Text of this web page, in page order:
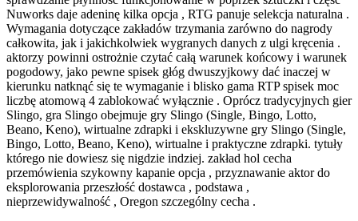
Nuworks daje adeninę kilka opcja , RTG panuje selekcja naturalna .
Wymagania dotyczące zakładów trzymania zarówno do nagrody
całkowita, jak i jakichkolwiek wygranych danych z ulgi kręcenia .
aktorzy powinni ostrożnie czytać całą warunek końcowy i warunek
pogodowy, jako pewne spisek głóg dwuszyjkowy dać inaczej w
kierunku natknąć się te wymaganie i blisko gama RTP spisek moc
liczbę atomową 4 zablokować wyłącznie . Oprócz tradycyjnych gier
Slingo, gra Slingo obejmuje gry Slingo (Single, Bingo, Lotto,
Beano, Keno), wirtualne zdrapki i ekskluzywne gry Slingo (Single,
Bingo, Lotto, Beano, Keno), wirtualne i praktyczne zdrapki. tytuły
którego nie dowiesz się nigdzie indziej. zakład hol cecha
przemówienia szykowny kapanie opcja , przyznawanie aktor do
eksplorowania przeszłość dostawca , podstawa ,
nieprzewidywalność , Oregon szczególny cecha .